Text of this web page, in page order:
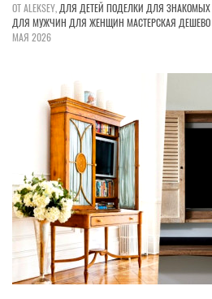
ОТ ALEKSEY, ДЛЯ ДЕТЕЙ ПОДЕЛКИ ДЛЯ ЗНАКОМЫХ
ДЛЯ МУЖЧИН ДЛЯ ЖЕНЩИН МАСТЕРСКАЯ ДЕШЕВО
МАЯ 2026